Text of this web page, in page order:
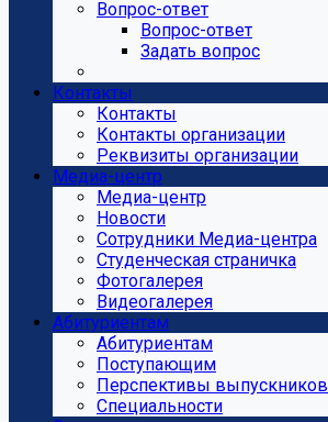
Вопрос-ответ
Вопрос-ответ
Задать вопрос
Контакты
Контакты
Контакты организации
Реквизиты организации
Медиа-центр
Медиа-центр
Новости
Сотрудники Медиа-центра
Студенческая страничка
Фотогалерея
Видеогалерея
Абитуриентам
Абитуриентам
Поступающим
Перспективы выпускников
Специальности